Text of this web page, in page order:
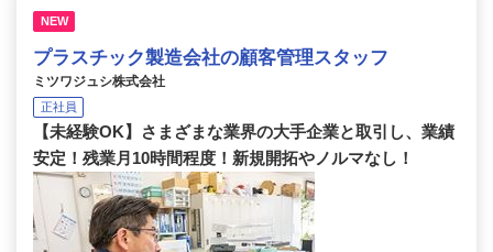
NEW
プラスチック製造会社の顧客管理スタッフ
ミツワジュシ株式会社
正社員
【未経験OK】さまざまな業界の大手企業と取引し、業績
安定！残業月10時間程度！新規開拓やノルマなし！